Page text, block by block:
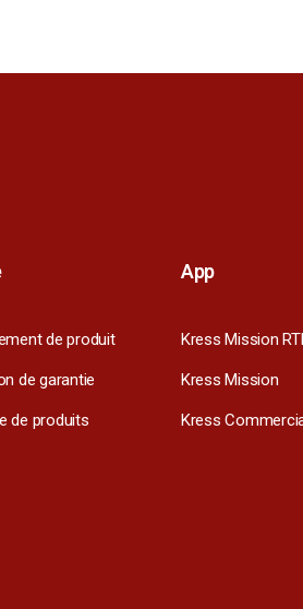
de produit
de garantie
de produits
App
Kress Mission
Kress Mission
Kress